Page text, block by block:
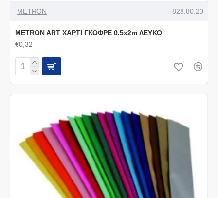
METRON 828.80.20
METRON ART ΧΑΡΤΙ ΓΚΟΦΡΕ 0.5x2m ΛΕΥΚΟ
€0,32